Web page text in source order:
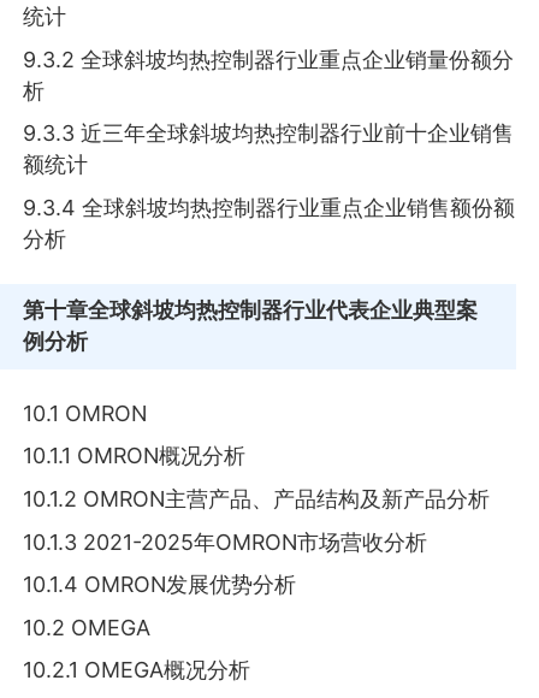
统计
9.3.2 全球斜坡均热控制器行业重点企业销量份额分
析
9.3.3 近三年全球斜坡均热控制器行业前十企业销售
额统计
9.3.4 全球斜坡均热控制器行业重点企业销售额份额
分析
第十章全球斜坡均热控制器行业代表企业典型案
例分析
10.1 OMRON
10.1.1 OMRON概况分析
10.1.2 OMRON主营产品、产品结构及新产品分析
10.1.3 2021-2025年OMRON市场营收分析
10.1.4 OMRON发展优势分析
10.2 OMEGA
10.2.1 OMEGA概况分析